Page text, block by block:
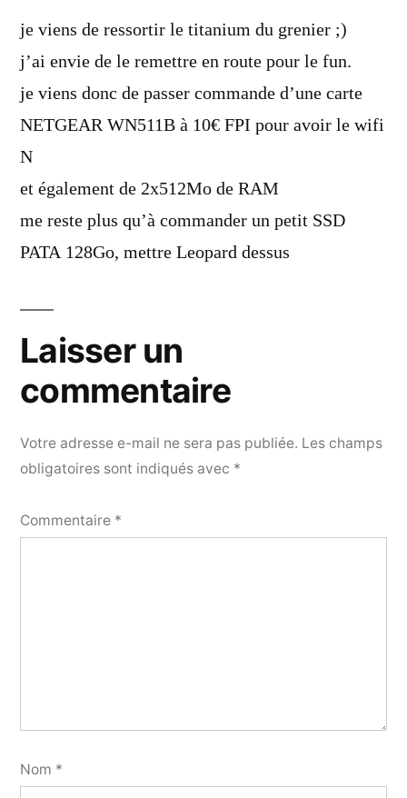
dit :
je viens de ressortir le titanium du grenier ;)
j’ai envie de le remettre en route pour le fun.
je viens donc de passer commande d’une carte
NETGEAR WN511B à 10€ FPI pour avoir le wifi
N
et également de 2x512Mo de RAM
me reste plus qu’à commander un petit SSD
PATA 128Go, mettre Leopard dessus
Laisser un
commentaire
Votre adresse e-mail ne sera pas publiée. Les champs
obligatoires sont indiqués avec *
Commentaire *
Nom *